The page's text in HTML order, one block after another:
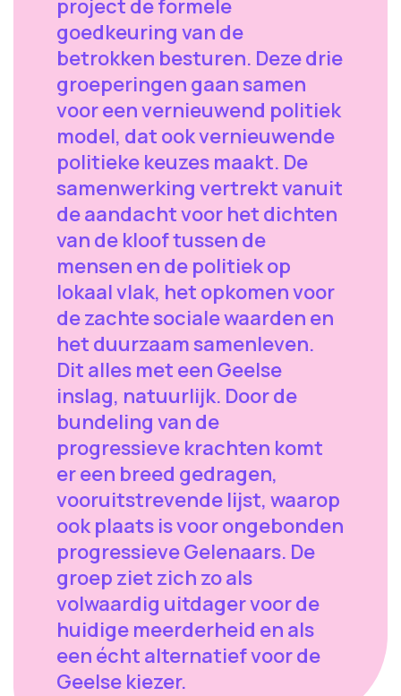
project de formele
goedkeuring van de
betrokken besturen. Deze drie
groeperingen gaan samen
voor een vernieuwend politiek
model, dat ook vernieuwende
politieke keuzes maakt. De
samenwerking vertrekt vanuit
de aandacht voor het dichten
van de kloof tussen de
mensen en de politiek op
lokaal vlak, het opkomen voor
de zachte sociale waarden en
het duurzaam samenleven.
Dit alles met een Geelse
inslag, natuurlijk. Door de
bundeling van de
progressieve krachten komt
er een breed gedragen,
vooruitstrevende lijst, waarop
ook plaats is voor ongebonden
progressieve Gelenaars. De
groep ziet zich zo als
volwaardig uitdager voor de
huidige meerderheid en als
een écht alternatief voor de
Geelse kiezer.